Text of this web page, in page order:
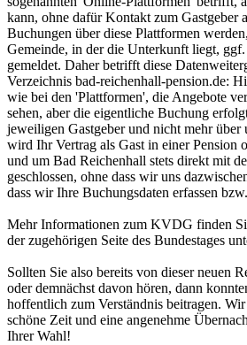
kann, ohne dafür Kontakt zum Gastgeber
Buchungen über diese Plattformen
Gemeinde, in der die Unterkunft liegt, ggf.
gemeldet. Daher betrifft diese
Verzeichnis bad-reichenhall-pension.de:
wie bei den 'Plattformen', die Angebote
sehen, aber die eigentliche Buchung
jeweiligen Gastgeber und nicht mehr über
wird Ihr Vertrag als Gast in einer Pension
und um Bad Reichenhall stets direkt mit
geschlossen, ohne dass wir uns
dass wir Ihre Buchungsdaten erfassen
Mehr Informationen zum KVDG finden
der zugehörigen Seite des Bundestages
Sollten Sie also bereits von dieser neuen
oder demnächst davon hören, dann
hoffentlich zum Verständnis beitragen.
schöne Zeit und eine angenehme
Ihrer Wahl!